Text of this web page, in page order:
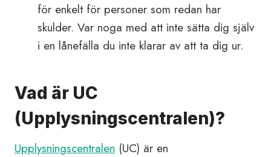
för enkelt för personer som redan har
skulder. Var noga med att inte sätta dig själv
i en lånefälla du inte klarar av att ta dig ur.
Vad är UC
(Upplysningscentralen)?
Upplysningscentralen (UC) är en